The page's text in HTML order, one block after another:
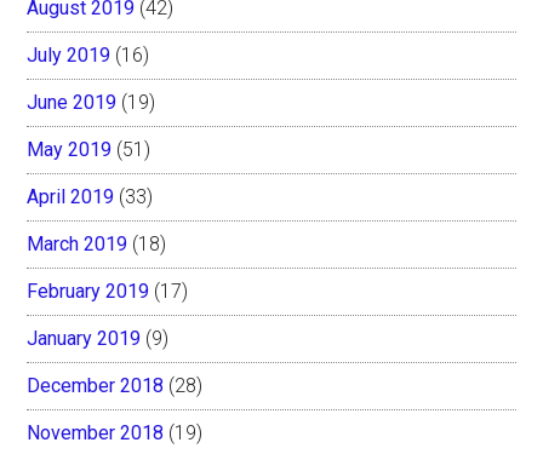
August 2019 (42)
July 2019 (16)
June 2019 (19)
May 2019 (51)
April 2019 (33)
March 2019 (18)
February 2019 (17)
January 2019 (9)
December 2018 (28)
November 2018 (19)